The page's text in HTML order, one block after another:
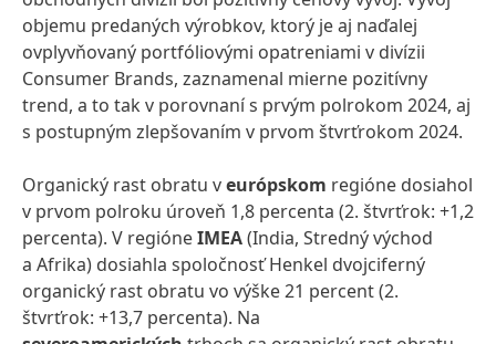
objemu predaných výrobkov, ktorý je aj naďalej
ovplyvňovaný portfóliovými opatreniami v divízii
Consumer Brands, zaznamenal mierne pozitívny
trend, a to tak v porovnaní s prvým polrokom 2024, aj
s postupným zlepšovaním v prvom štvrťrokom 2024.
Organický rast obratu veurópskom regióne dosiahol
v prvom polroku úroveň 1,8 percenta (2. štvrťrok: +1,2
percenta). V regióneIMEA(India, Stredný východ
a Afrika) dosiahla spoločnosť Henkel dvojciferný
organický rast obratu vo výške 21 percent (2.
štvrťrok: +13,7 percenta). Na